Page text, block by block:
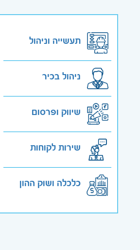
תעשייה וניהול
ניהול בכיר
שיווק ופרסום
שירות לקוחות
כלכלה ושוק ההון